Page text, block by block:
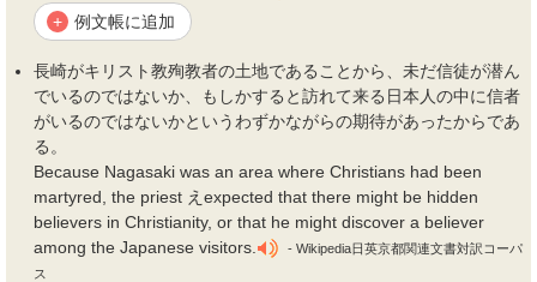
+ 例文帳に追加
長崎がキリスト教殉教者の土地であることから、未だ信徒が潜ん
でいるのではないか、もしかすると訪れて来る日本人の中に信者
がいるのではないかというわずかながらの期待があったからであ
る。
Because Nagasaki was an area where Christians had been
martyred, the priest えexpected that there might be hidden
believers in Christianity, or that he might discover a believer
among the Japanese visitors.
- Wikipedia日英京都関連文書対訳コーパ
ス